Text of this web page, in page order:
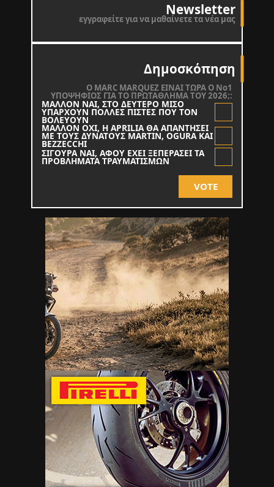
Newsletter
εγγραφείτε για να μαθαίνετε τα νέα μας
Δημοσκόπηση
O MARC MARQUEZ ΕΙΝΑΙ ΤΩΡΑ Ο Νο1
ΥΠΟΨΗΦΙΟΣ ΓΙΑ ΤΟ ΠΡΩΤΑΘΛΗΜΑ ΤΟΥ 2026;:
ΜΑΛΛΟΝ ΝΑΙ, ΣΤΟ ΔΕΥΤΕΡΟ ΜΙΣΟ
ΥΠΑΡΧΟΥΝ ΠΟΛΛΕΣ ΠΙΣΤΕΣ ΠΟΥ ΤΟΝ
ΒΟΛΕΥΟΥΝ
ΜΑΛΛΟΝ ΟΧΙ, Η APRILIA ΘΑ ΑΠΑΝΤΗΣΕΙ
ΜΕ ΤΟΥΣ ΔΥΝΑΤΟΥΣ MARTIN, OGURA KAI
BEZZECCHI
ΣΙΓΟΥΡΑ ΝΑΙ, ΑΦΟΥ ΕΧΕΙ ΞΕΠΕΡΑΣΕΙ ΤΑ
ΠΡΟΒΛΗΜΑΤΑ ΤΡΑΥΜΑΤΙΣΜΩΝ
VOTE